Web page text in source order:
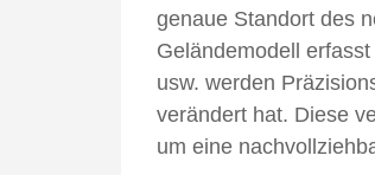
genaue Standort des
Geländemodell
usw. werden
verändert hat. Diese
um eine